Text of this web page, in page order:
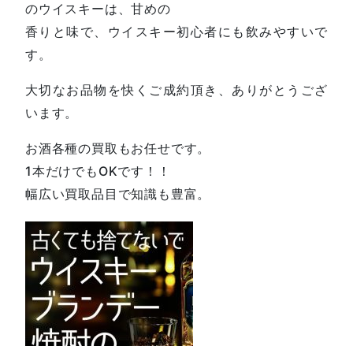
のウイスキーは、甘めの
香りと味で、ウイスキー初心者にも飲みやすいで
す。
大切なお品物を快くご成約頂き、ありがとうござ
います。
お酒各種の買取もお任せです。
1本だけでもOKです！！
幅広い買取品目で知識も豊富。